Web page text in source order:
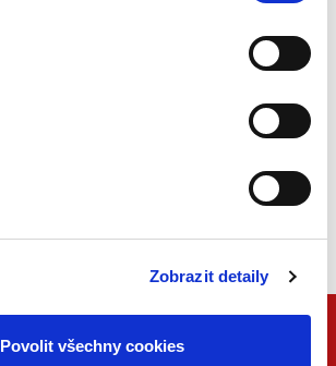
Zobrazit detaily
Povolit všechny cookies